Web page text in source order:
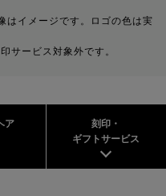
はイメージです。ロゴの色は実
サービス対象外です。
ア
刻印・
ギフトサービス